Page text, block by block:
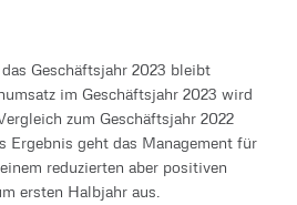
Geschäftsjahr 2023 bleibt
im Geschäftsjahr 2023 wird
zum Geschäftsjahr 2022
Ergebnis geht das Management für
reduzierten aber positiven
ersten Halbjahr aus.